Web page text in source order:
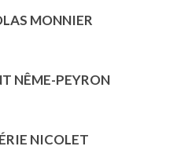
MONNIER
NÊME-PEYRON
NICOLET